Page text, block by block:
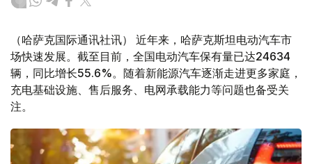
（哈萨克国际通讯社讯） 近年来，哈萨克斯坦电动汽车市
场快速发展。截至目前，全国电动汽车保有量已达24634
辆，同比增长55.6%。随着新能源汽车逐渐走进更多家庭，
充电基础设施、售后服务、电网承载能力等问题也备受关
注。